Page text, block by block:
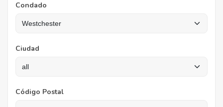
Condado
Ciudad
Código Postal